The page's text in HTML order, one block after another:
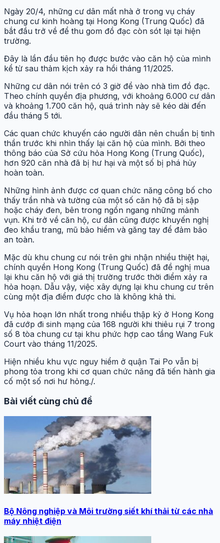
Ngày 20/4, những cư dân mất nhà ở trong vụ cháy
chung cư kinh hoàng tại Hong Kong (Trung Quốc) đã
bắt đầu trở về để thu gom đồ đạc còn sót lại tại hiện
trường.
Đây là lần đầu tiên họ được bước vào căn hộ của mình
kể từ sau thảm kịch xảy ra hồi tháng 11/2025.
Những cư dân nói trên có 3 giờ để vào nhà tìm đồ đạc.
Theo chính quyền địa phương, với khoảng 6.000 cư dân
và khoảng 1.700 căn hộ, quá trình này sẽ kéo dài đến
đầu tháng 5 tới.
Các quan chức khuyến cáo người dân nên chuẩn bị tinh
thần trước khi nhìn thấy lại căn hộ của mình. Bởi theo
thông báo của Sở cứu hỏa Hong Kong (Trung Quốc),
hơn 920 căn nhà đã bị hư hại và một số bị phá hủy
hoàn toàn.
Những hình ảnh được cơ quan chức năng công bố cho
thấy trần nhà và tường của một số căn hộ đã bị sập
hoặc cháy đen, bên trong ngổn ngang những mảnh
vụn. Khi trở về căn hộ, cư dân cũng được khuyến nghị
đeo khẩu trang, mũ bảo hiểm và găng tay để đảm bảo
an toàn.
Mặc dù khu chung cư nói trên ghi nhận nhiều thiệt hại,
chính quyền Hong Kong (Trung Quốc) đã đề nghị mua
lại khu căn hộ với giá thị trường trước thời điểm xảy ra
hỏa hoạn. Dẫu vậy, việc xây dựng lại khu chung cư trên
cùng một địa điểm được cho là không khả thi.
Vụ hỏa hoạn lớn nhất trong nhiều thập kỷ ở Hong Kong
đã cướp đi sinh mạng của 168 người khi thiêu rụi 7 trong
số 8 tòa chung cư tại khu phức hợp cao tầng Wang Fuk
Court vào tháng 11/2025.
Hiện nhiều khu vực nguy hiểm ở quận Tai Po vẫn bị
phong tỏa trong khi cơ quan chức năng đã tiến hành gia
cố một số nơi hư hỏng./.
Bài viết cùng chủ đề
Bộ Nông nghiệp và Môi trường siết khí thải từ các nhà
máy nhiệt điện